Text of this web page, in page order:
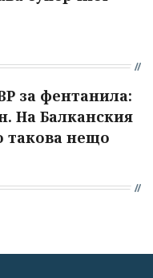
за фентанила:
На Балканския
такова нещо